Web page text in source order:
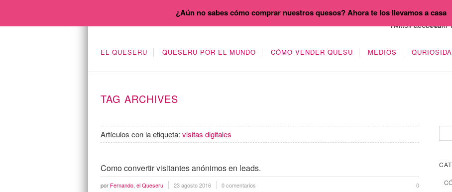
EL QUESERU QUESERU POR EL MUNDO CÓMO VENDER QUESU MEDIOS
TAG ARCHIVES
Artículos con la etiqueta: visitas digitales
Como convertir visitantes anónimos en leads.
por Fernando, el Queseru 23 agosto 2016 0 comentarios 0
¿Aún no sabes cómo comprar nuestros quesos? Ahora te los llevamos a casa